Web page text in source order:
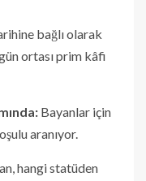
bağlı olarak
ortası prim kâfi
Bayanlar için
aranıyor.
hangi statüden